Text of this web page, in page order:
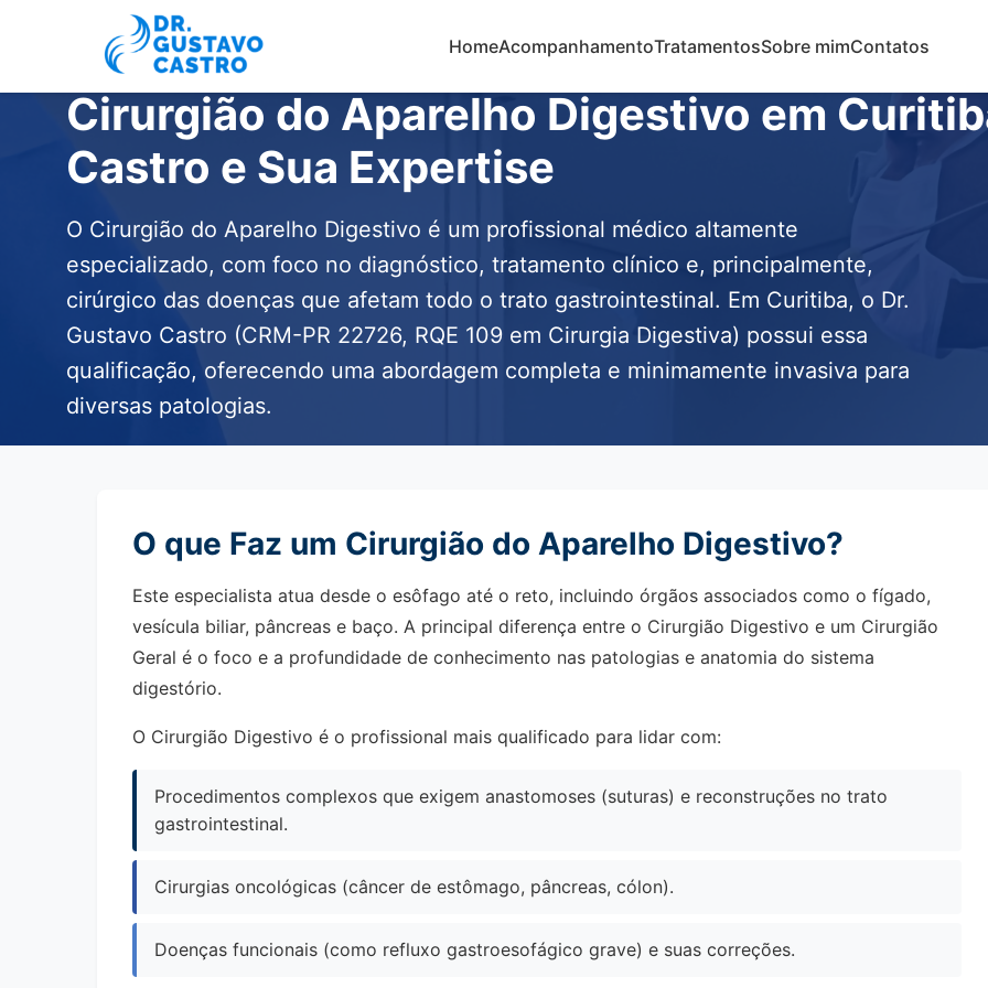
HomeAcompanhamentoTratamentosSobre mimContatos
Cirurgião do Aparelho Digestivo em
Castro e Sua Expertise
O Cirurgião do Aparelho Digestivo é um profissional médico altamente
especializado, com foco no diagnóstico, tratamento clínico e, principalmente,
cirúrgico das doenças que afetam todo o trato gastrointestinal. Em Curitiba, o Dr.
Gustavo Castro (CRM-PR 22726, RQE 109 em Cirurgia Digestiva) possui essa
qualificação, oferecendo uma abordagem completa e minimamente invasiva para
diversas patologias.
O que Faz um Cirurgião do Aparelho Digestivo?
Este especialista atua desde o esôfago até o reto, incluindo órgãos associados como o fígado,
vesícula biliar, pâncreas e baço. A principal diferença entre o Cirurgião Digestivo e um Cirurgião
Geral é o foco e a profundidade de conhecimento nas patologias e anatomia do sistema
digestório.
O Cirurgião Digestivo é o profissional mais qualificado para lidar com:
Procedimentos complexos que exigem anastomoses (suturas) e reconstruções no trato
gastrointestinal.
Cirurgias oncológicas (câncer de estômago, pâncreas, cólon).
Doenças funcionais (como refluxo gastroesofágico grave) e suas correções.